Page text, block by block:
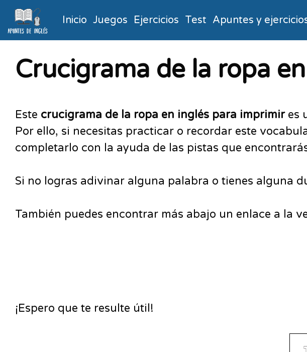
Inicio Juegos Ejercicios Test Apuntes y
Crucigrama de la ropa
Este crucigrama de la ropa en inglés para imprimir es
Por ello, si necesitas practicar o recordar este
completarlo con la ayuda de las pistas que
Si no logras adivinar alguna palabra o tienes alguna
También puedes encontrar más abajo un enlace a la
¡Espero que te resulte útil!